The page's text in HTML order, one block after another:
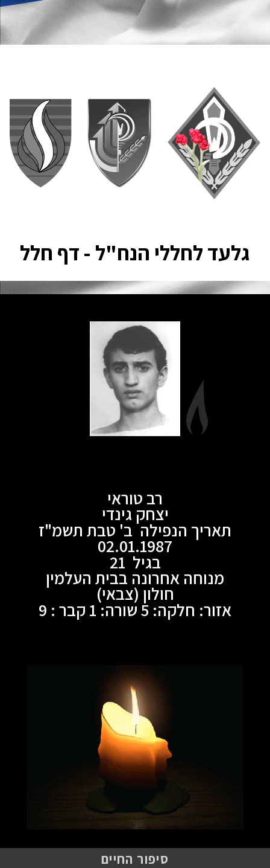
גלעד לחללי הנח"ל - דף חלל
רב טוראי
יצחק גינדי
תאריך הנפילה ב' טבת תשמ"ז
02.01.1987
בגיל 21
מנוחה אחרונה בבית העלמין
חולון (צבאי)
אזור: חלקה: 5 שורה: 1 קבר : 9
סיפור החיים